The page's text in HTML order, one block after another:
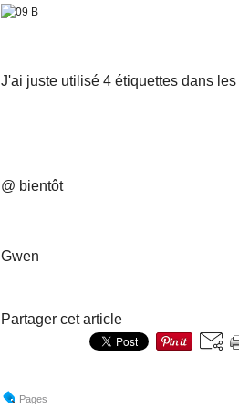
J'ai juste utilisé 4 étiquettes dans
@ bientôt
Gwen
Partager cet article
Pages